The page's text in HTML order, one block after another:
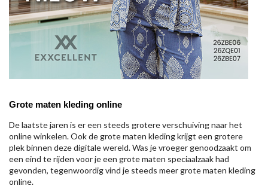
Grote maten kleding online
De laatste jaren is er een steeds grotere verschuiving naar het
online winkelen. Ook de grote maten kleding krijgt een grotere
plek binnen deze digitale wereld. Was je vroeger genoodzaakt om
een eind te rijden voor je een grote maten speciaalzaak had
gevonden, tegenwoordig vind je steeds meer grote maten kleding
online.